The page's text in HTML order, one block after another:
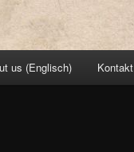
us (Englisch) Kontakt